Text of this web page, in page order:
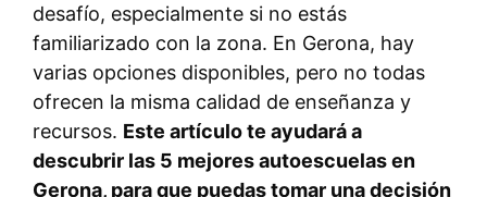
desafío, especialmente si no estás
familiarizado con la zona. En Gerona, hay
varias opciones disponibles, pero no todas
ofrecen la misma calidad de enseñanza y
recursos. Este artículo te ayudará a
descubrir las 5 mejores autoescuelas en
Gerona, para que puedas tomar una decisión